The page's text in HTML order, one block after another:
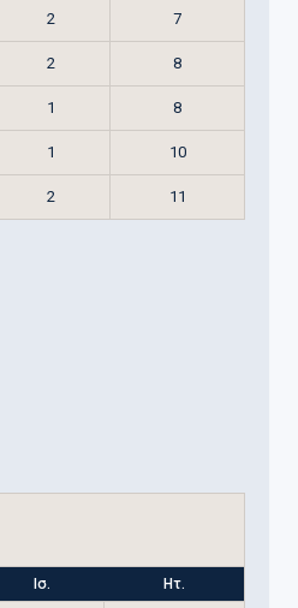
2 7
2 8
1 8
1 10
2 11
Ισ. Ητ.